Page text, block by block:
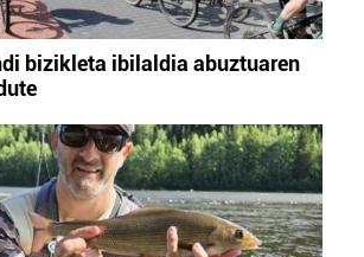
bizikleta ibilaldia abuztuaren